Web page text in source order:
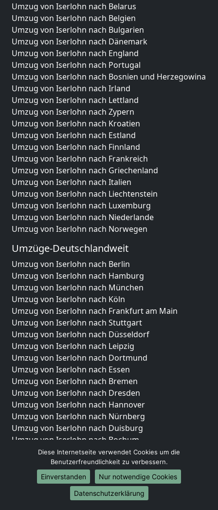
Umzug von Iserlohn nach Belarus
Umzug von Iserlohn nach Belgien
Umzug von Iserlohn nach Bulgarien
Umzug von Iserlohn nach Dänemark
Umzug von Iserlohn nach England
Umzug von Iserlohn nach Portugal
Umzug von Iserlohn nach Bosnien und Herzegowina
Umzug von Iserlohn nach Irland
Umzug von Iserlohn nach Lettland
Umzug von Iserlohn nach Zypern
Umzug von Iserlohn nach Kroatien
Umzug von Iserlohn nach Estland
Umzug von Iserlohn nach Finnland
Umzug von Iserlohn nach Frankreich
Umzug von Iserlohn nach Griechenland
Umzug von Iserlohn nach Italien
Umzug von Iserlohn nach Liechtenstein
Umzug von Iserlohn nach Luxemburg
Umzug von Iserlohn nach Niederlande
Umzug von Iserlohn nach Norwegen
Umzüge-Deutschlandweit
Umzug von Iserlohn nach Berlin
Umzug von Iserlohn nach Hamburg
Umzug von Iserlohn nach München
Umzug von Iserlohn nach Köln
Umzug von Iserlohn nach Frankfurt am Main
Umzug von Iserlohn nach Stuttgart
Umzug von Iserlohn nach Düsseldorf
Umzug von Iserlohn nach Leipzig
Umzug von Iserlohn nach Dortmund
Umzug von Iserlohn nach Essen
Umzug von Iserlohn nach Bremen
Umzug von Iserlohn nach Dresden
Umzug von Iserlohn nach Hannover
Umzug von Iserlohn nach Nürnberg
Umzug von Iserlohn nach Duisburg
Umzug von Iserlohn nach Bochum
Umzug von Iserlohn nach Wuppertal
Umzug von Iserlohn nach Bielefeld
Umzug von Iserlohn nach Bonn
Umzug von Iserlohn nach Münster
Diese Internetseite verwendet Cookies um die
Benutzerfreundlichkeit zu verbessern.
Einverstanden
Nur notwendige Cookies
Datenschutzerklärung